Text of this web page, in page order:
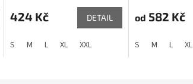
424 Kč DETAIL
S M L XL XXL
od 582 Kč
S M L XL